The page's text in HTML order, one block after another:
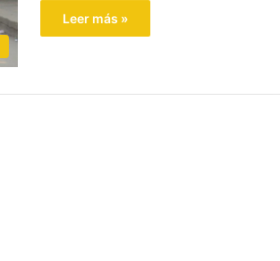
Leer más »